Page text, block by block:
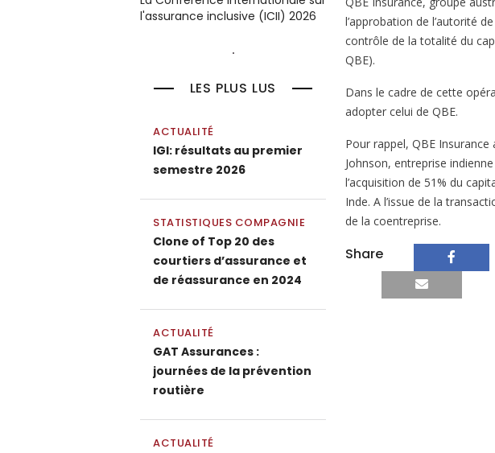
l'assurance inclusive (ICII) 2026
LES PLUS LUS
ACTUALITÉ
IGI: résultats au premier
semestre 2026
STATISTIQUES COMPAGNIE
Clone of Top 20 des
courtiers d’assurance et
de réassurance en 2024
ACTUALITÉ
GAT Assurances :
journées de la prévention
routière
ACTUALITÉ
l’approbation de l’autorité
contrôle de la totalité du
QBE).
Dans le cadre de cette
adopter celui de QBE.
Pour rappel, QBE
Johnson, entreprise
l’acquisition de 51% du
Inde. A l’issue de la
de la coentreprise.
Share